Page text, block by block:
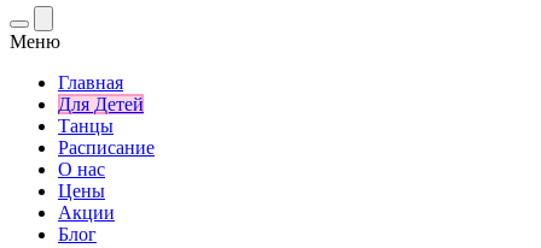
Меню
Главная
Для Детей
Танцы
Расписание
О нас
Цены
Акции
Блог